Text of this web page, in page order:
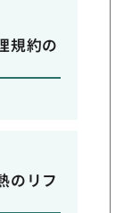
規約の
のリフ